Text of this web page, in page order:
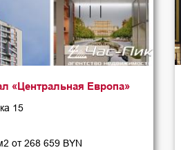
«Центральная Европа»
15
м2 от 268 659 BYN